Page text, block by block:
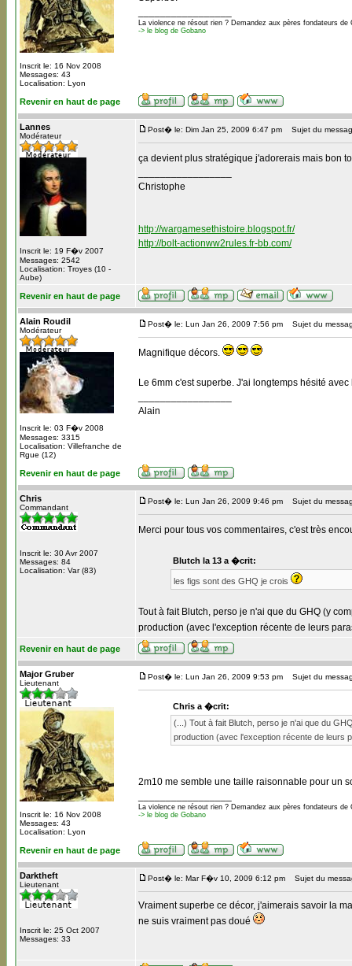
Inscrit le: 16 Nov 2008
Messages: 43
Localisation: Lyon
La violence ne résout rien ? Demandez aux pères fondateurs de
-> le blog de Gobano
Revenir en haut de page
Lannes
Modérateur
Inscrit le: 19 F�v 2007
Messages: 2542
Localisation: Troyes (10 -
Aube)
Post� le: Dim Jan 25, 2009 6:47 pm Sujet du
ça devient plus stratégique j'adorerais mais bon
Christophe
http://wargamesethistoire.blogspot.fr/
http://bolt-actionww2rules.fr-bb.com/
Revenir en haut de page
Alain Roudil
Modérateur
Inscrit le: 03 F�v 2008
Messages: 3315
Localisation: Villefranche de
Rgue (12)
Post� le: Lun Jan 26, 2009 7:56 pm Sujet du
Magnifique décors.
Le 6mm c'est superbe. J'ai longtemps hésité
Alain
Revenir en haut de page
Chris
Commandant
Inscrit le: 30 Avr 2007
Messages: 84
Localisation: Var (83)
Post� le: Lun Jan 26, 2009 9:46 pm Sujet du
Merci pour tous vos commentaires, c'est très
Blutch la 13 a �crit:
les figs sont des GHQ je crois
Tout à fait Blutch, perso je n'ai que du GHQ (y
production (avec l'exception récente de leurs
Revenir en haut de page
Major Gruber
Lieutenant
Inscrit le: 16 Nov 2008
Messages: 43
Localisation: Lyon
Post� le: Lun Jan 26, 2009 9:53 pm Sujet du
Chris a �crit:
(...) Tout à fait Blutch, perso je n'ai que du
production (avec l'exception récente de leurs
2m10 me semble une taille raisonnable pour un
La violence ne résout rien ? Demandez aux pères fondateurs de
-> le blog de Gobano
Revenir en haut de page
Darktheft
Lieutenant
Inscrit le: 25 Oct 2007
Messages: 33
Post� le: Mar F�v 10, 2009 6:12 pm Sujet du
Vraiment superbe ce décor, j'aimerais savoir la
ne suis vraiment pas doué